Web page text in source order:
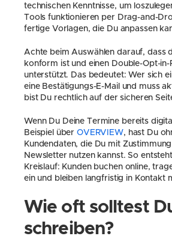
technischen Kenntnisse, um
Tools funktionieren per Drag-and-
fertige Vorlagen, die Du anpassen
Achte beim Auswählen darauf, dass
konform ist und einen Double-Opt-in-
unterstützt. Das bedeutet: Wer sich
eine Bestätigungs-E-Mail und muss
bist Du rechtlich auf der sicheren
Wenn Du Deine Termine bereits
Beispiel über OVERVIEW, hast Du
Kundendaten, die Du mit
Newsletter nutzen kannst. So
Kreislauf: Kunden buchen online,
ein und bleiben langfristig in Kontakt
Wie oft solltest
schreiben?